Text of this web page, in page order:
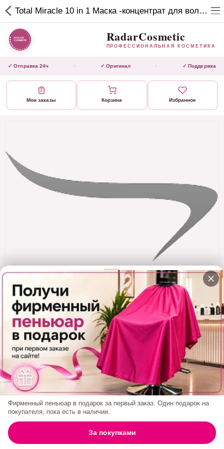
RadarCosmetic
КОСМЕТИКА
✕
Активаторы
Ботокс
Завершающие маски
Ещё категории
✓ Отправка 24ч · ✓ Оригинал ✓ Поддержка
ГЛАВНАЯ ПОИСК КОРЗИНА АККАУНТ
Total Miracle 10 in 1 Маска -концентрат для волос 50 мл
RadarCosmetic
ПРОФЕССИОНАЛЬНАЯ КОСМЕТИКА
✓ Отправка 24ч · ✓ Оригинал · ✓ Поддержка
Мои заказы Корзина Избранное
Total Miracle 10 In 1 Маска -концентрат Для
Волос 50 Мл
Код товара: МАСК02
430₽
Фирменный пеньюар в подарок за первый заказ. Один подарок на
покупателя, пока есть в наличии.
За покупками